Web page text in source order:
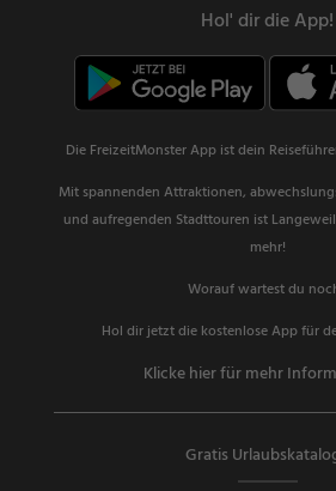
Hol' dir die App!
Die FreizeitMonster App ist dein
Mit spannenden Attraktionen,
und aufregenden Stadttouren ist
mehr!
Worauf wartest du
Hol dir jetzt die kostenlose App für
Klicke hier für mehr
Gratis